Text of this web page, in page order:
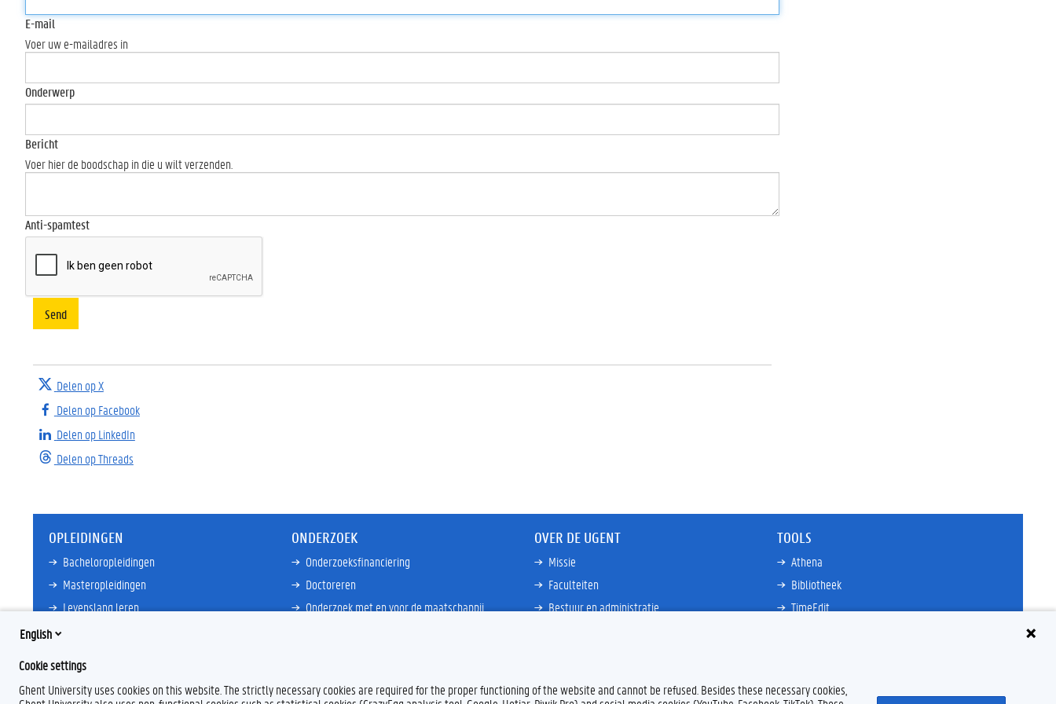
E-mail
Voer uw e-mailadres in
Onderwerp
Bericht
Voer hier de boodschap in die u wilt verzenden.
Anti-spamtest
Send
Delen op X
Delen op Facebook
Delen op LinkedIn
Delen op Threads
OPLEIDINGEN
Bacheloropleidingen
Masteropleidingen
Levenslang leren
ONDERZOEK
Onderzoeksfinanciering
Doctoreren
Onderzoek met en voor de maatschappij
OVER DE UGENT
Missie
Faculteiten
Bestuur en administratie
TOOLS
Athena
Bibliotheek
TimeEdit
Research Explorer
English
Cookie settings
Ghent University uses cookies on this website. The strictly necessary cookies are required for the proper functioning of the website and cannot be refused. Besides these necessary cookies,